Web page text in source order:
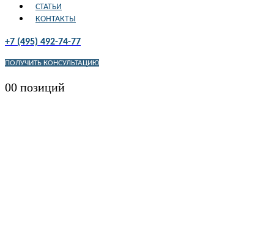
СТАТЬИ
КОНТАКТЫ
+7 (495) 492-74-77
ПОЛУЧИТЬ КОНСУЛЬТАЦИЮ
00 позиций